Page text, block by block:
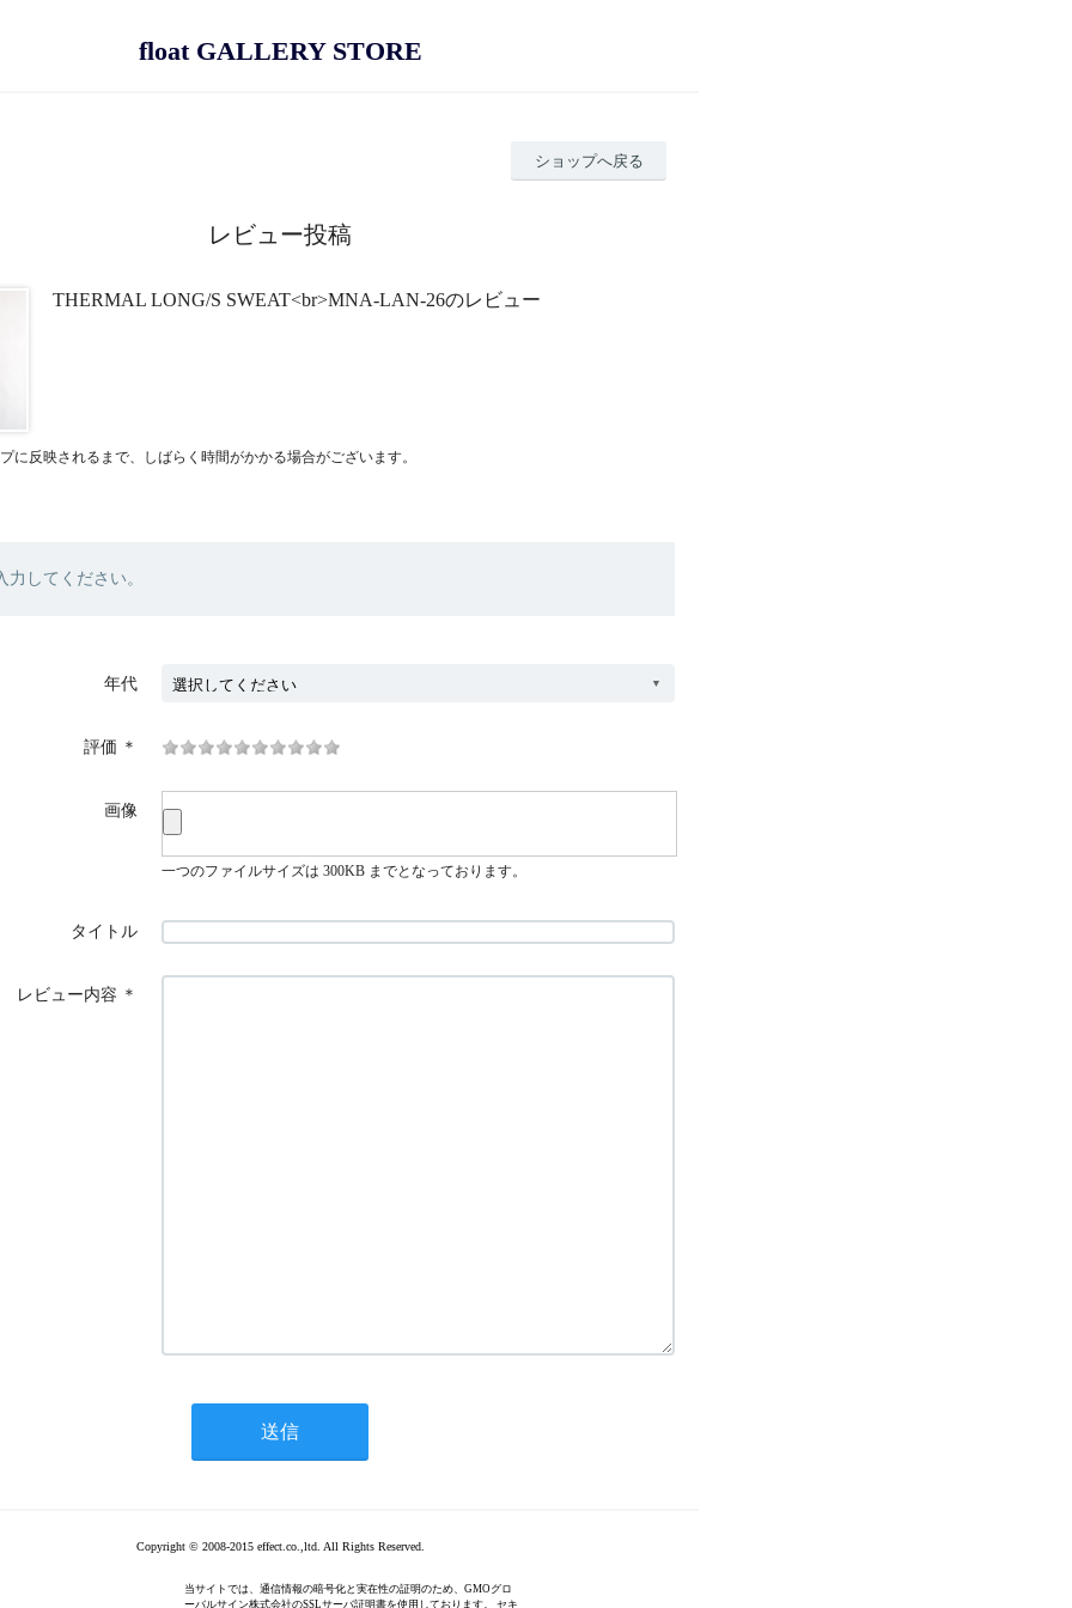
float GALLERY STORE
ショップへ戻る
レビュー投稿
THERMAL LONG/S SWEAT<br>MNA-LAN-26のレビュー
に反映されるまで、しばらく時間がかかる場合がございます。
力してください。
年代
評価 ＊
画像
一つのファイルサイズは 300KB までとなっております。
タイトル
レビュー内容 ＊
Copyright © 2008-2015 effect.co.,ltd. All Rights Reserved.
当サイトでは、通信情報の暗号化と実在性の証明のため、GMOグロ
ーバルサイン株式会社のSSLサーバ証明書を使用しております。 セキ